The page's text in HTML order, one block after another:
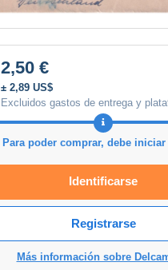
2,50 €
± 2,89 US$
Excluidos gastos de entrega y
Para poder comprar, debe iniciar
Identificarse
Registrarse
Más información sobre